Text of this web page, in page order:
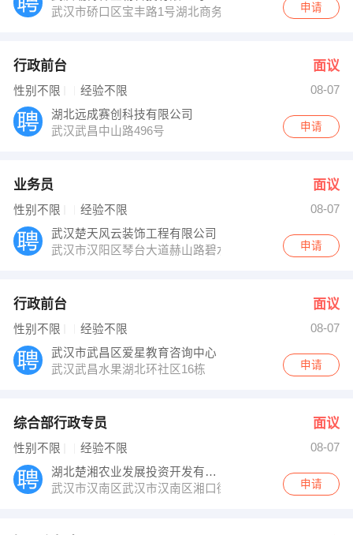
武汉市硚口区宝丰路1号湖北商务大楼23楼2311室申请
行政前台 面议
性别不限 经验不限
08-07
湖北远成赛创科技有限公司
武汉武昌中山路496号
申请
业务员 面议
性别不限 经验不限
08-07
武汉楚天风云装饰工程有限公司
武汉市汉阳区琴台大道赫山路碧水晴天201栋4单元202室
申请
行政前台 面议
性别不限 经验不限
08-07
武汉市武昌区爱星教育咨询中心
武汉武昌水果湖北环社区16栋
申请
综合部行政专员 面议
性别不限 经验不限
08-07
湖北楚湘农业发展投资开发有限公司
武汉市汉南区武汉市汉南区湘口街五湖大队
申请